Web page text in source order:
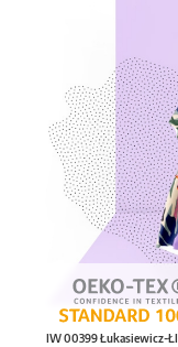
IW 00399 Łukasiewicz-